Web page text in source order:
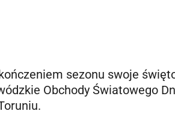
sezonu swoje
Obchody Światowego